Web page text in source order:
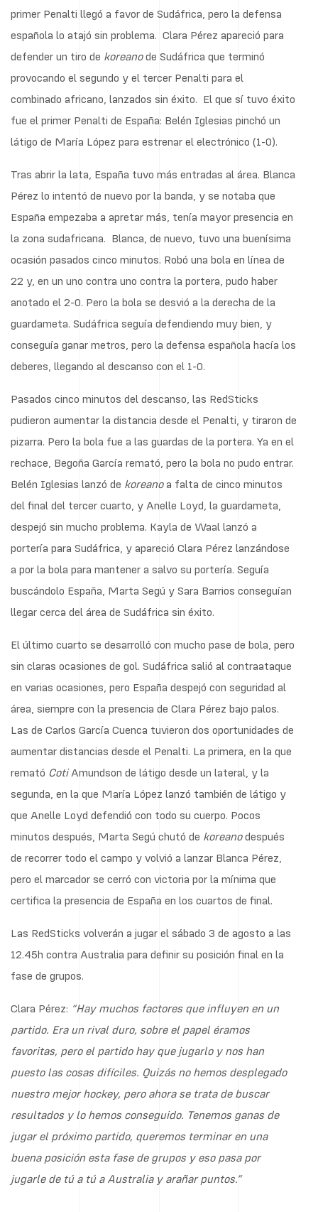
primer Penalti llegó a favor de Sudáfrica, pero la defensa
española lo atajó sin problema. Clara Pérez apareció para
defender un tiro de koreanode Sudáfrica que terminó
provocando el segundo y el tercer Penalti para el
combinado africano, lanzados sin éxito. El que sí tuvo éxito
fue el primer Penalti de España: Belén Iglesias pinchó un
látigo de María López para estrenar el electrónico (1-0).
Tras abrir la lata, España tuvo más entradas al área. Blanca
Pérez lo intentó de nuevo por la banda, y se notaba que
España empezaba a apretar más, tenía mayor presencia en
la zona sudafricana. Blanca, de nuevo, tuvo una buenísima
ocasión pasados cinco minutos. Robó una bola en línea de
22 y, en un uno contra uno contra la portera, pudo haber
anotado el 2-0. Pero la bola se desvió a la derecha de la
guardameta. Sudáfrica seguía defendiendo muy bien, y
conseguía ganar metros, pero la defensa española hacía los
deberes, llegando al descanso con el 1-0.
Pasados cinco minutos del descanso, las RedSticks
pudieron aumentar la distancia desde el Penalti, y tiraron de
pizarra. Pero la bola fue a las guardas de la portera. Ya en el
rechace, Begoña García remató, pero la bola no pudo entrar.
Belén Iglesias lanzó de koreanoa falta de cinco minutos
del final del tercer cuarto, y Anelle Loyd, la guardameta,
despejó sin mucho problema. Kayla de Waal lanzó a
portería para Sudáfrica, y apareció Clara Pérez lanzándose
a por la bola para mantener a salvo su portería. Seguía
buscándolo España, Marta Segú y Sara Barrios conseguían
llegar cerca del área de Sudáfrica sin éxito.
El último cuarto se desarrolló con mucho pase de bola, pero
sin claras ocasiones de gol. Sudáfrica salió al contraataque
en varias ocasiones, pero España despejó con seguridad al
área, siempre con la presencia de Clara Pérez bajo palos.
Las de Carlos García Cuenca tuvieron dos oportunidades de
aumentar distancias desde el Penalti. La primera, en la que
remató CotiAmundson de látigo desde un lateral, y la
segunda, en la que María López lanzó también de látigo y
que Anelle Loyd defendió con todo su cuerpo. Pocos
minutos después, Marta Segú chutó de koreanodespués
de recorrer todo el campo y volvió a lanzar Blanca Pérez,
pero el marcador se cerró con victoria por la mínima que
certifica la presencia de España en los cuartos de final.
Las RedSticks volverán a jugar el sábado 3 de agosto a las
12.45h contra Australia para definir su posición final en la
fase de grupos.
Clara Pérez: “Hay muchos factores que influyen en un
partido. Era un rival duro, sobre el papel éramos
favoritas, pero el partido hay que jugarlo y nos han
puesto las cosas difíciles. Quizás no hemos desplegado
nuestro mejor hockey, pero ahora se trata de buscar
resultados y lo hemos conseguido. Tenemos ganas de
jugar el próximo partido, queremos terminar en una
buena posición esta fase de grupos y eso pasa por
jugarle de tú a tú a Australia y arañar puntos.”